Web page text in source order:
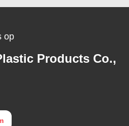
op
Products Co.,